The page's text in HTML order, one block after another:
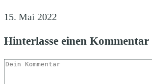
15. Mai 2022
Hinterlasse einen Kommentar